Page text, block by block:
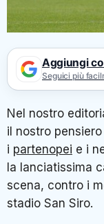
Aggiungi
Seguici più
Nel nostro
il nostro
i partenopei e i
la lanciatissima
scena, contro i
stadio San Siro.